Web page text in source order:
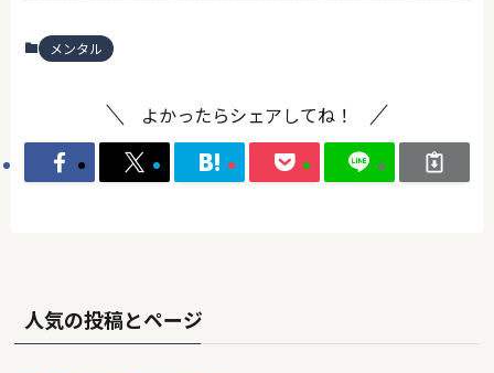
メンタル
よかったらシェアしてね！
人気の投稿とページ